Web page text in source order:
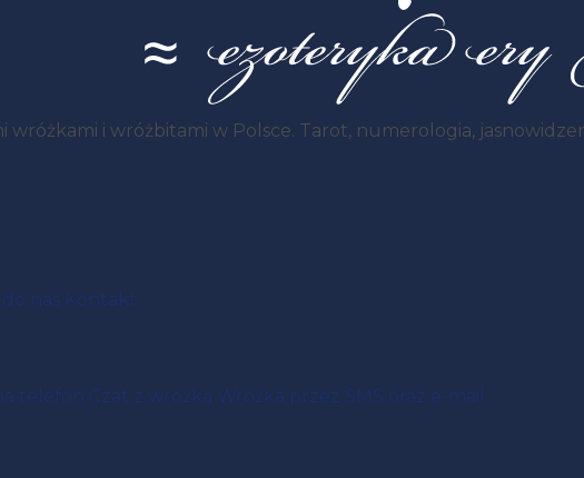
wróżkami i wróżbitami w Polsce. Tarot, numerologia,
do nas Kontakt
telefon Czat z wróżką Wróżka przez SMS oraz e-mail